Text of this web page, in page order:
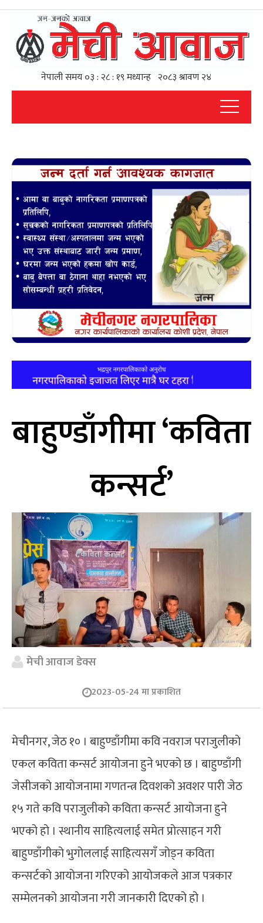
बाहुण्डाँगीमा ‘कविता
कन्सर्ट’
मेची आवाज डेक्स
2023-05-24 मा प्रकाशित
मेचीनगर, जेठ १० । बाहुण्डाँगीमा कवि नवराज पराजुलीको
एकल कविता कन्सर्ट आयोजना हुने भएको छ । बाहुण्डाँगी
जेसीजको आयोजनामा गणतन्त्र दिवशको अवशर पारी जेठ
१५ गते कवि पराजुलीको कविता कन्सर्ट आयोजना हुने
भएको हो । स्थानीय साहित्यलाई समेत प्रोत्साहन गरी
बाहुण्डाँगीको भुगोललाई साहित्यसगँ जोड्न कविता
कन्सर्टको आयोजना गरिएको आयोजकले आज पत्रकार
सम्मेलनको आयोजना गरी जानकारी दिएको हो ।